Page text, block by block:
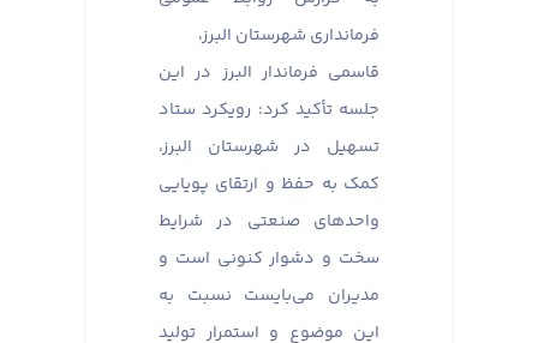
فرمانداری شهرستان البرز،
قاسمی فرماندار البرز در این
جلسه تأکید کرد: رویکرد ستاد
تسهیل در شهرستان البرز،
کمک به حفظ و ارتقای پویایی
واحدهای صنعتی در شرایط
سخت و دشوار کنونی است و
مدیران می‌بایست نسبت به
این موضوع و استمرار تولید